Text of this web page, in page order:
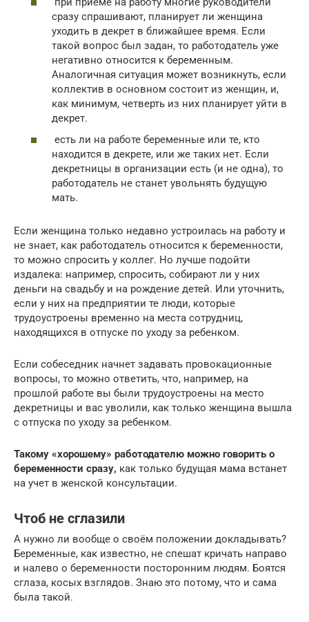
сразу спрашивают, планирует ли женщина
уходить в декрет в ближайшее время. Если
такой вопрос был задан, то работодатель уже
негативно относится к беременным.
Аналогичная ситуация может возникнуть, если
коллектив в основном состоит из женщин, и,
как минимум, четверть из них планирует уйти в
декрет.
есть ли на работе беременные или те, кто
находится в декрете, или же таких нет. Если
декретницы в организации есть (и не одна), то
работодатель не станет увольнять будущую
мать.
Если женщина только недавно устроилась на работу и
не знает, как работодатель относится к беременности,
то можно спросить у коллег. Но лучше подойти
издалека: например, спросить, собирают ли у них
деньги на свадьбу и на рождение детей. Или уточнить,
если у них на предприятии те люди, которые
трудоустроены временно на места сотрудниц,
находящихся в отпуске по уходу за ребенком.
Если собеседник начнет задавать провокационные
вопросы, то можно ответить, что, например, на
прошлой работе вы были трудоустроены на место
декретницы и вас уволили, как только женщина вышла
с отпуска по уходу за ребенком.
Такому «хорошему» работодателю можно говорить о
беременности сразу, как только будущая мама встанет
на учет в женской консультации.
Чтоб не сглазили
А нужно ли вообще о своём положении докладывать?
Беременные, как известно, не спешат кричать направо
и налево о беременности посторонним людям. Боятся
сглаза, косых взглядов. Знаю это потому, что и сама
была такой.